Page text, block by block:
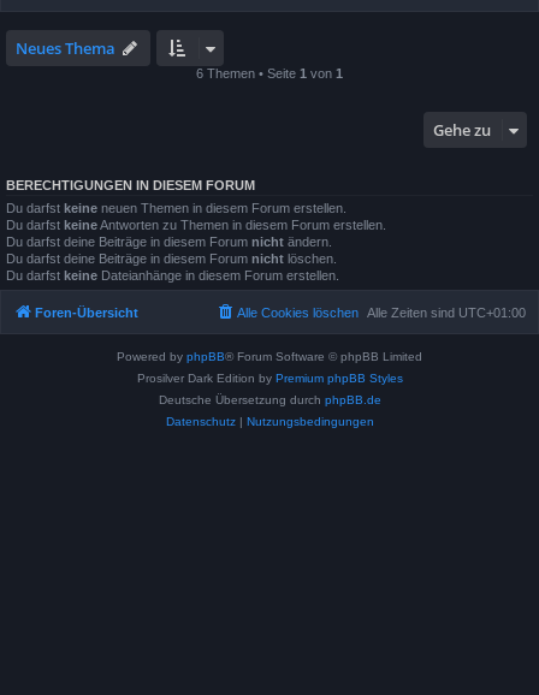
Neues Thema
6 Themen • Seite 1 von 1
Gehe zu
BERECHTIGUNGEN IN DIESEM FORUM
Du darfst keine neuen Themen in diesem Forum erstellen.
Du darfst keineAntworten zu Themen in diesem Forum erstellen.
Du darfst deine Beiträge in diesem Forum nicht ändern.
Du darfst deine Beiträge in diesem Forum nicht löschen.
Du darfst keine Dateianhänge in diesem Forum erstellen.
Foren-Übersicht Alle Zeiten sind UTC+01:00
Alle Cookies löschen
Powered by phpBB® Forum Software © phpBB Limited
Prosilver Dark Edition by Premium phpBB Styles
Deutsche Übersetzung durch phpBB.de
Datenschutz| Nutzungsbedingungen